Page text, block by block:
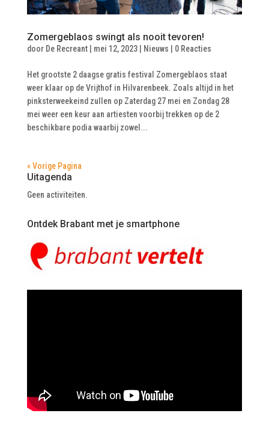
Zomergeblaos swingt als nooit tevoren!
door De Recreant| mei 12, 2023| Nieuws 0 Reacties
Het grootste 2 daagse gratis festival Zomergeblaos staat
weer klaar op de Vrijthof in Hilvarenbeek. Zoals altijd in het
pinksterweekeind zullen op Zaterdag 27 mei en Zondag 28
mei weer een keur aan artiesten voorbij trekken op de 2
beschikbare podia waarbij zowel...
« Vorige Pagina
Uitagenda
Geen activiteiten.
Ontdek Brabant met je smartphone